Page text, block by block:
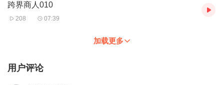
跨界商人010
208 07:39
加载更多
用户评论